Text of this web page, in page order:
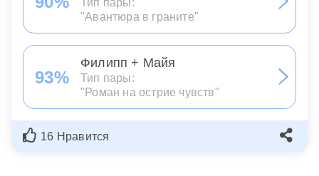
"Авантюра в граните"
93%
Филипп + Майя
Тип пары:
"Роман на острие чувств"
16 Нравится